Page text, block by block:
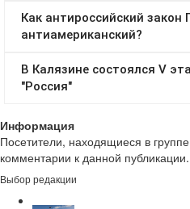
Информация
Посетители, находящиеся в группе
комментарии к данной публикации.
Выбор редакции